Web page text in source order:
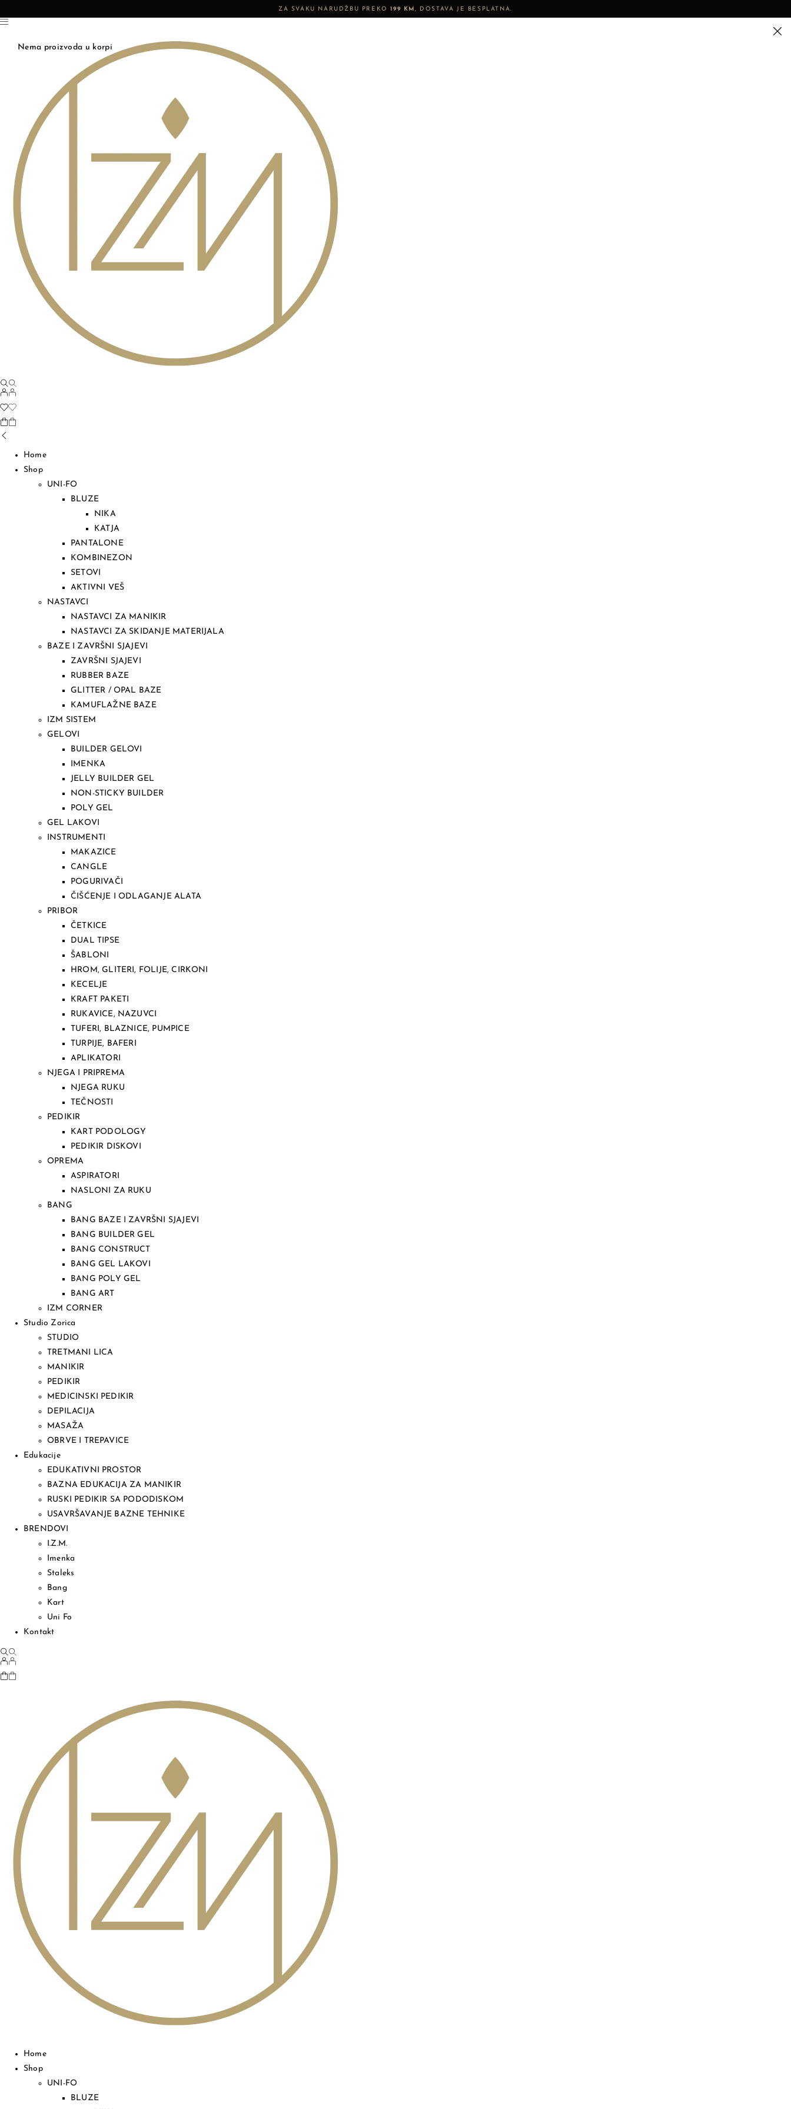
ZA SVAKU NARUDŽBU PREKO199 KM, DOSTAVA JE BESPLATNA.
Nema proizvoda u korpi
Home
Shop
UNI-FO
BLUZE
NIKA
KATJA
PANTALONE
KOMBINEZON
SETOVI
AKTIVNI VEŠ
NASTAVCI
NASTAVCI ZA MANIKIR
NASTAVCI ZA SKIDANJE MATERIJALA
BAZE I ZAVRŠNI SJAJEVI
ZAVRŠNI SJAJEVI
RUBBER BAZE
GLITTER / OPAL BAZE
KAMUFLAŽNE BAZE
IZM SISTEM
GELOVI
BUILDER GELOVI
IMENKA
JELLY BUILDER GEL
NON-STICKY BUILDER
POLY GEL
GEL LAKOVI
INSTRUMENTI
MAKAZICE
CANGLE
POGURIVAČI
ČIŠĆENJE I ODLAGANJE ALATA
PRIBOR
ČETKICE
DUAL TIPSE
ŠABLONI
HROM, GLITERI, FOLIJE, CIRKONI
KECELJE
KRAFT PAKETI
RUKAVICE, NAZUVCI
TUFERI, BLAZNICE, PUMPICE
TURPIJE, BAFERI
APLIKATORI
NJEGA I PRIPREMA
NJEGA RUKU
TEČNOSTI
PEDIKIR
KART PODOLOGY
PEDIKIR DISKOVI
OPREMA
ASPIRATORI
NASLONI ZA RUKU
BANG
BANG BAZE I ZAVRŠNI SJAJEVI
BANG BUILDER GEL
BANG CONSTRUCT
BANG GEL LAKOVI
BANG POLY GEL
BANG ART
IZM CORNER
Studio Zorica
STUDIO
TRETMANI LICA
MANIKIR
PEDIKIR
MEDICINSKI PEDIKIR
DEPILACIJA
MASAŽA
OBRVE I TREPAVICE
Edukacije
EDUKATIVNI PROSTOR
BAZNA EDUKACIJA ZA MANIKIR
RUSKI PEDIKIR SA PODODISKOM
USAVRŠAVANJE BAZNE TEHNIKE
BRENDOVI
I.Z.M.
Imenka
Staleks
Bang
Kart
Uni Fo
Kontakt
Home
Shop
UNI-FO
BLUZE